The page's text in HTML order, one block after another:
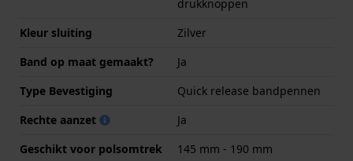
drukknoppen
Kleur sluiting
Zilver
Band op maat gemaakt?
Ja
Type Bevestiging
Quick release bandpennen
Rechte aanzet
Ja
Geschikt voor polsomtrek
145 mm - 190 mm